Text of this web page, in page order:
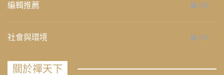
編輯推薦 236
社會與環境 235
關於禪天下